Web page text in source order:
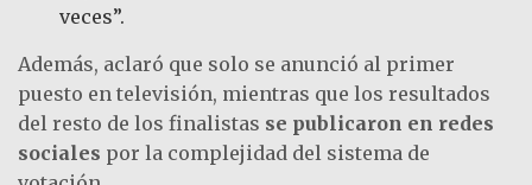
veces”.
Además, aclaró que solo se anunció al primer
puesto en televisión, mientras que los resultados
del resto de los finalistas se publicaron en redes
sociales por la complejidad del sistema de